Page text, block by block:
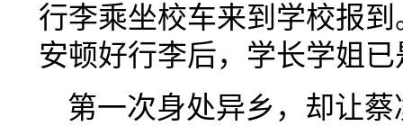
行李乘坐校车来到学校报
安顿好行李后，学长学姐
第一次身处异乡，却让